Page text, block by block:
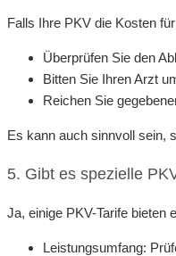
Falls Ihre PKV die Kosten
Überprüfen Sie den
Bitten Sie Ihren Arzt
Reichen Sie
Es kann auch sinnvoll sein,
5. Gibt es spezielle
Ja, einige PKV-Tarife bieten
Leistungsumfang: